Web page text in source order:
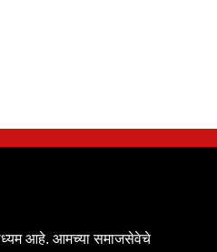
आहे. आमच्या समाजसेवेचे